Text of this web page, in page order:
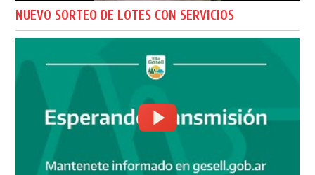
NUEVO SORTEO DE LOTES CON SERVICIOS